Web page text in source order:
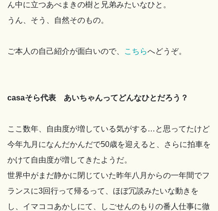
ん中に立つあべまきの樹と兄弟みたいなひと。
うん、そう、自然そのもの。
ご本人の自己紹介が面白いので、 こちらへどうぞ。
casaそら代表 あいちゃんってどんなひとだろう？
ここ数年、自由度が増している気がする…と思ってたけど
今年九月になんだかんだで50歳を迎えると、さらに拍車を
かけて自由度が増してきたようだ。
世界中がまだ静かに閉じていた昨年八月からの一年間でフ
ランスに3回行って帰るって、ほぼ冗談みたいな動きを
し、イマココあかしにて、しごせんのもりの番人仕事に徹